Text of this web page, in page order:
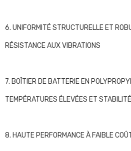
6. UNIFORMITÉ STRUCTURELLE ET
RÉSISTANCE AUX VIBRATIONS
7. BOÎTIER DE BATTERIE EN
TEMPÉRATURES ÉLEVÉES ET
8. HAUTE PERFORMANCE À FAIBLE